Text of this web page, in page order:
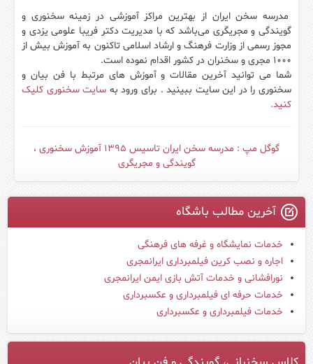
مدرسه سخن ایران از بهترین مراکز آموزشی در زمینه سخنوری و
گویندگی و مجریگری می‌باشد که با مدیریت دکتر فریبا علومی یزدی و
مجوز رسمی از وزارت فرهنگ و ارشاد اسلامی تاکنون به آموزش بیش از
۱۰۰۰ مجری و سخنران در کشور اقدام نموده است.
شما می توانید آخرین مقالات و آموزش های مرتبط با فن بیان و
سخنوری را در این سایت ببینید . برای ورود به سایت سخنوری کلیک
کنید.
گوگل مپ : مدرسه سخن ایران تاسیس ۱۳۹۵ آموزش سخنوری ،
گویندگی و مجریگری
آخرین مطالب باشگاه
خدمات نمایشگاه و غرفه های فرهنگی
اجاره و نصب کرین فیلمبرداری ایرانمجری
نورافشانی و خدمات آتش بازی ایمن ایرانمجری
خدمات حرفه ای فیلمبرداری و عکسبرداری
خدمات فیلمبرداری و عکسبرداری